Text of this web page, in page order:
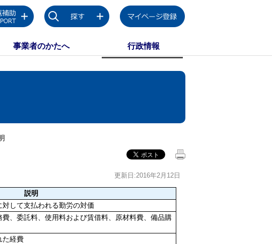
事業者のかたへ 行政情報
更新日:2016年2月12日
説明
して支払われる勤労の対価
、委託料、使用料および賃借料、原材料費、備品購
た経費